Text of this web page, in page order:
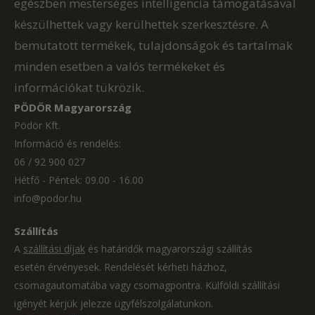
egészben mesterséges intelligencia támogatásával
készülhettek vagy kerülhettek szerkesztésre. A
bemutatott termékek, tulajdonságok és tartalmak
minden esetben a valós termékeket és
információkat tükrözik.
PÖDÖR Magyarország
Pödör Kft.
Információ és rendelés:
06 / 92 900 027
Hétfő - Péntek: 09.00 - 16.00
info@podor.hu
Szállítás
A szállítási díjak és határidők magyarországi szállítás
esetén érvényesek. Rendelését kérheti házhoz,
csomagautomatába vagy csomagpontra. Külföldi szállítási
igényét kérjük jelezze ügyfélszolgálatunkon.